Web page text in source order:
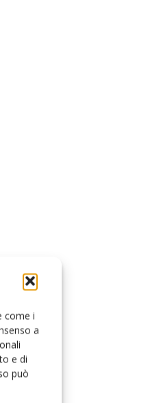
come i
a
e di
può